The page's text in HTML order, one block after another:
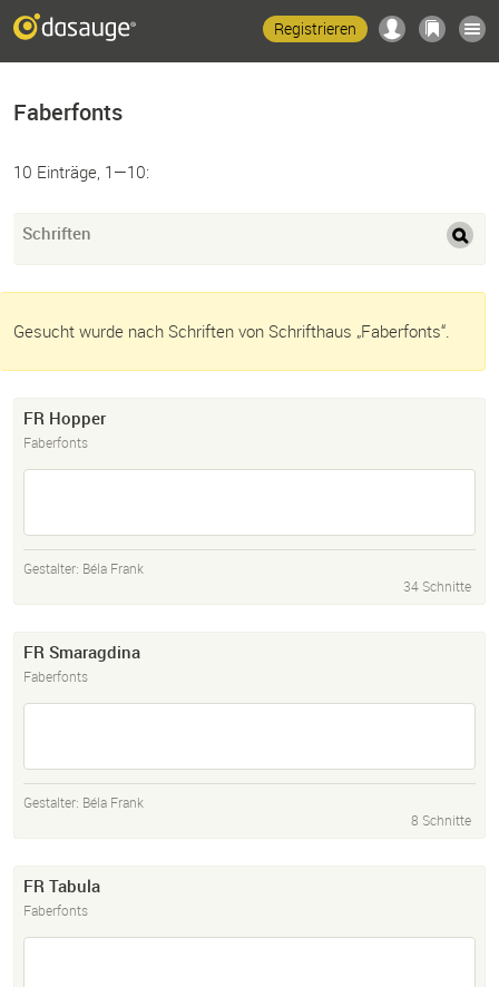
Registrieren
Faberfonts
10 Einträge, 1—10:
Schriften
Gesucht wurde nach Schriften von Schrifthaus „Faberfonts“.
FR Hopper
Faberfonts
Gestalter: Béla Frank
34 Schnitte
FR Smaragdina
Faberfonts
Gestalter: Béla Frank
8 Schnitte
FR Tabula
Faberfonts